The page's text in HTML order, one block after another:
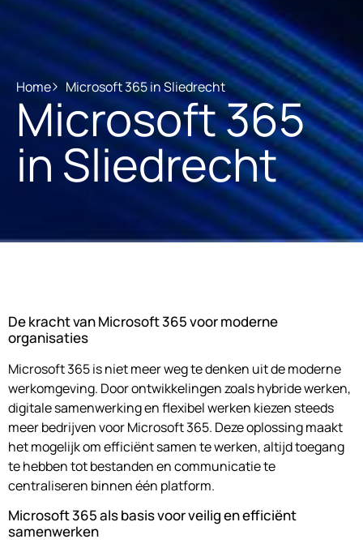
Home Microsoft 365 in Sliedrecht
Microsoft 365
in Sliedrecht
De kracht van Microsoft 365 voor moderne
organisaties
Microsoft 365 is niet meer weg te denken uit de moderne
werkomgeving. Door ontwikkelingen zoals hybride werken,
digitale samenwerking en flexibel werken kiezen steeds
meer bedrijven voor Microsoft 365. Deze oplossing maakt
het mogelijk om efficiënt samen te werken, altijd toegang
te hebben tot bestanden en communicatie te
centraliseren binnen één platform.
Microsoft 365 als basis voor veilig en efficiënt
samenwerken